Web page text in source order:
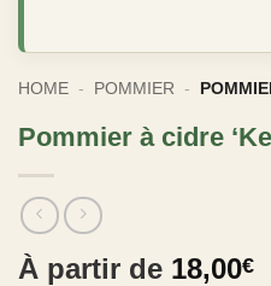
HOME - POMMIER -
Pommier à cidre
À partir de 18,00€